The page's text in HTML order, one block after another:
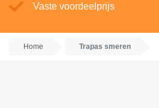
Vaste voordeelprijs
Home Trapas smeren